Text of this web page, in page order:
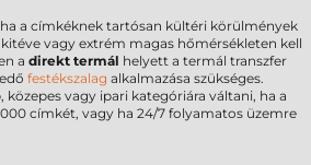
a címkéknek tartósan kültéri körülmények
vagy extrém magas hőmérsékleten kell
a direkt termál helyett a termál transzfer
festékszalag alkalmazása szükséges.
vagy ipari kategóriára váltani, ha a
címkét, vagy ha 24/7 folyamatos üzemre